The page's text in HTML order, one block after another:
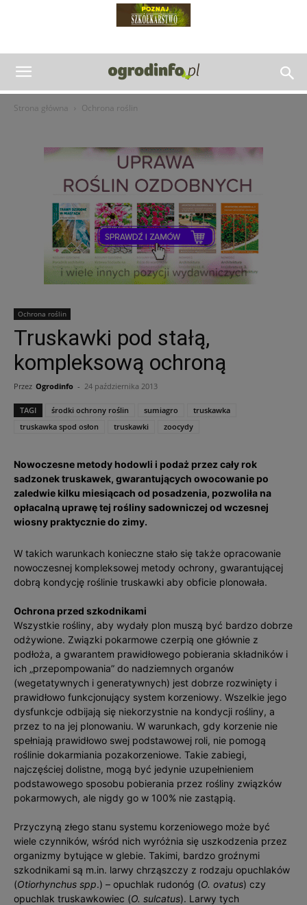
Strona główna Ochrona roślin
Ochrona roślin
Truskawki pod stałą,
kompleksową ochroną
Przez Ogrodinfo - 24 października 2013
TAGI środki ochrony roślin sumiagro
truskawka
truskawka spod osłon
truskawki zoocydy
Nowoczesne metody hodowli i podaż przez cały rok
sadzonek truskawek, gwarantujących owocowanie po
zaledwie kilku miesiącach od posadzenia, pozwoliła na
opłacalną uprawę tej rośliny sadowniczej od wczesnej
wiosny praktycznie do zimy.
W takich warunkach konieczne stało się także opracowanie
nowoczesnej kompleksowej metody ochrony, gwarantującej
dobrą kondycję roślinie truskawki aby obficie plonowała.
Ochrona przed szkodnikami
Wszystkie rośliny, aby wydały plon muszą być bardzo dobrze
odżywione. Związki pokarmowe czerpią one głównie z
podłoża, a gwarantem prawidłowego pobierania składników i
ich „przepompowania” do nadziemnych organów
(wegetatywnych i generatywnych) jest dobrze rozwinięty i
prawidłowo funkcjonujący system korzeniowy. Wszelkie jego
dysfunkcje odbijają się niekorzystnie na kondycji rośliny, a
przez to na jej plonowaniu. W warunkach, gdy korzenie nie
spełniają prawidłowo swej podstawowej roli, nie pomogą
roślinie dokarmiania pozakorzeniowe. Takie zabiegi,
najczęściej dolistne, mogą być jedynie uzupełnieniem
podstawowego sposobu pobierania przez rośliny związków
pokarmowych, ale nigdy go w 100% nie zastąpią.
Przyczyną złego stanu systemu korzeniowego może być
wiele czynników, wśród nich wyróżnia się uszkodzenia przez
organizmy bytujące w glebie. Takimi, bardzo groźnymi
szkodnikami są m.in. larwy chrząszczy z rodzaju opuchlaków
(Otiorhynchus spp.) – opuchlak rudonóg (O. ovatus) czy
opuchlak truskawkowiec (O. sulcatus). Larwy tych